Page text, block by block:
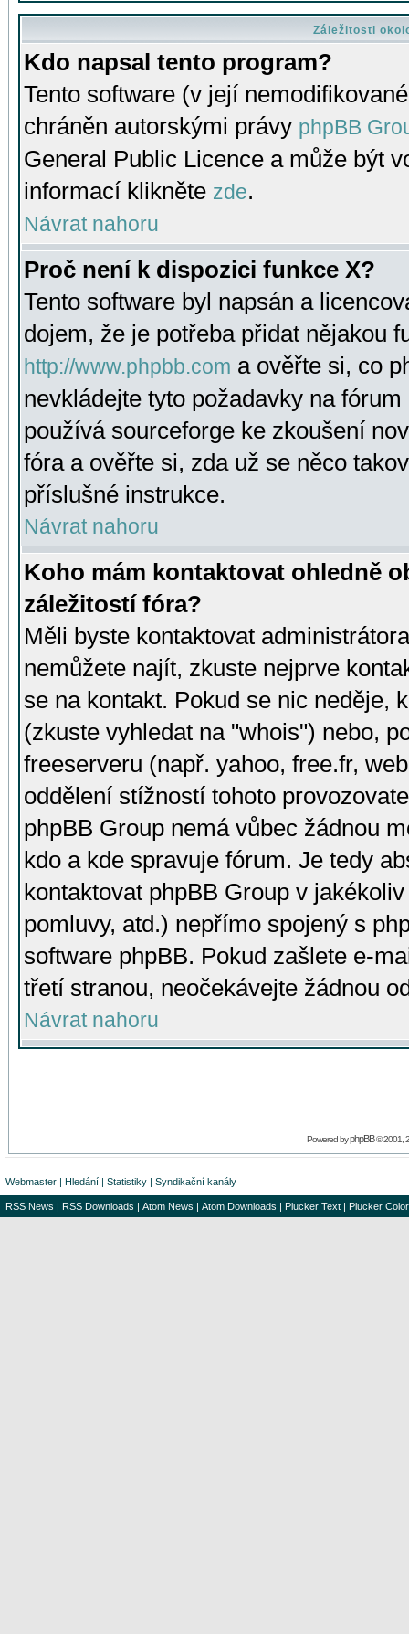
Záležitosti
Kdo napsal tento program?
Tento software (v její
chráněn autorskými právy phpBB
General Public Licence a může být
informací klikněte zde.
Návrat nahoru
Proč není k dispozici funkce X?
Tento software byl napsán a
dojem, že je potřeba přidat nějakou
http://www.phpbb.com a ověřte si, co
nevkládejte tyto požadavky na
používá sourceforge ke zkoušení
fóra a ověřte si, zda už se něco
příslušné instrukce.
Návrat nahoru
Koho mám kontaktovat ohledně
záležitostí fóra?
Měli byste kontaktovat
nemůžete najít, zkuste nejprve
se na kontakt. Pokud se nic neděje,
(zkuste vyhledat na "whois") nebo,
freeserveru (např. yahoo, free.fr,
oddělení stížností tohoto
phpBB Group nemá vůbec žádnou
kdo a kde spravuje fórum. Je tedy
kontaktovat phpBB Group v
pomluvy, atd.) nepřímo spojený s
software phpBB. Pokud zašlete e-
třetí stranou, neočekávejte žádnou
Návrat nahoru
Powered byphpBB© 2001,
Webmaster | Hledání | Statistiky | Syndikační kanály
RSS News | RSS Downloads | Atom News | Atom Downloads | Plucker Text | Plucker Color